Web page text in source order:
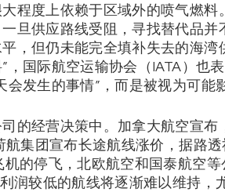
程度上依赖于区域外的喷气燃
旦供应路线受阻，寻找替代品
，但仍未能完全填补失去的海
，国际航空运输协会（IATA）也
发生的事情”，而是被视为可能
的经营决策中。加拿大航空宣布
集团宣布长途航线涨价，据路
的停飞，北欧航空和国泰航空
润较低的航线将逐渐难以维持